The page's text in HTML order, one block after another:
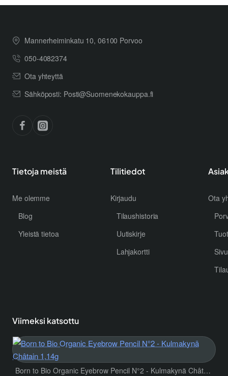
Mannerheiminkatu 10, 06100 Porvoo
050-4082374
Ota yhteyttä
Sähköposti: Posti@Suomenekokauppa.fi
Tietoja meistä
Me olemme
Blog
Yleistä tietoa
Tilitiedot
Kirjaudu
Tilaushistoria
Uutiskirje
Lahjakortti
Ota
Viimeksi katsottu
Born to Bio Organic Eyebrow Pencil N°2 - Kulmakynä Châtain 1,14g